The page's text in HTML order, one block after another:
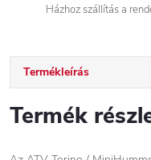
Házhoz szállítás a
Termékleírás
Termék